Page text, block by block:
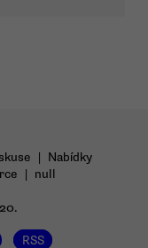
| Nabídky
| null
RSS